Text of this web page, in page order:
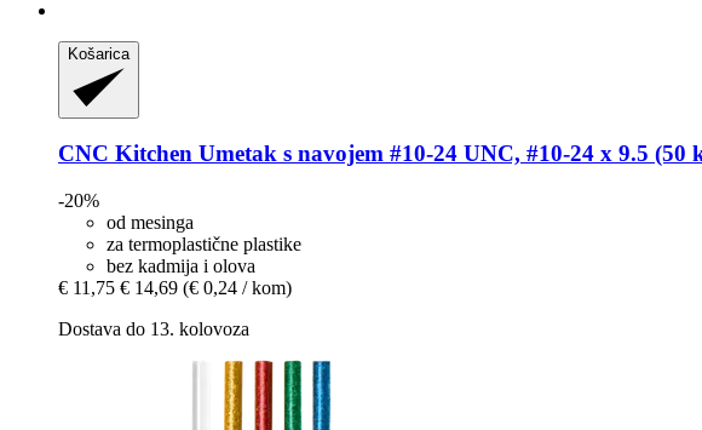
Košarica
CNC Kitchen Umetak s navojem #10-​24 UNC, #10-​24 x 9.5 (50
-20%
od mesinga
za termoplastične plastike
bez kadmija i olova
€ 11,75 € 14,69 (€ 0,24 / kom)
Dostava do 13. kolovoza